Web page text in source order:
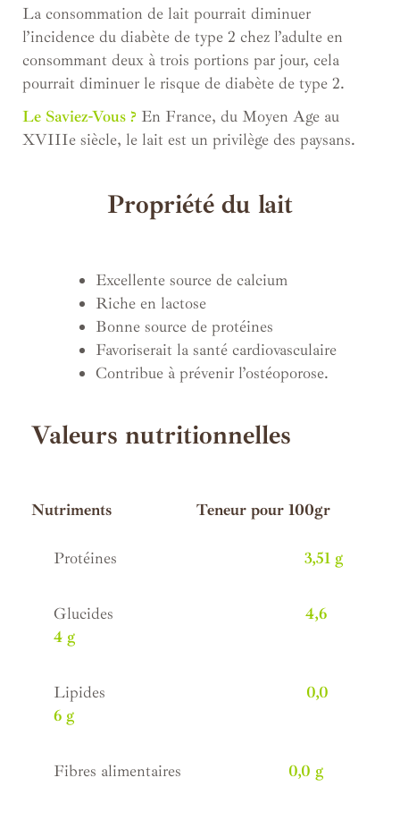
La consommation de lait pourrait diminuer
l’incidence du diabète de type 2 chez l’adulte en
consommant deux à trois portions par jour, cela
pourrait diminuer le risque de diabète de type 2.
Le Saviez-Vous ? En France, du Moyen Age au
XVIIIe siècle, le lait est un privilège des paysans.
Propriété du lait
Excellente source de calcium
Riche en lactose
Bonne source de protéines
Favoriserait la santé cardiovasculaire
Contribue à prévenir l’ostéoporose.
Valeurs nutritionnelles
Nutriments Teneur pour 100gr
Protéines3,51 g
Glucides4,6
4 g
Lipides 0,0
6 g
Fibres alimentaires 0,0 g